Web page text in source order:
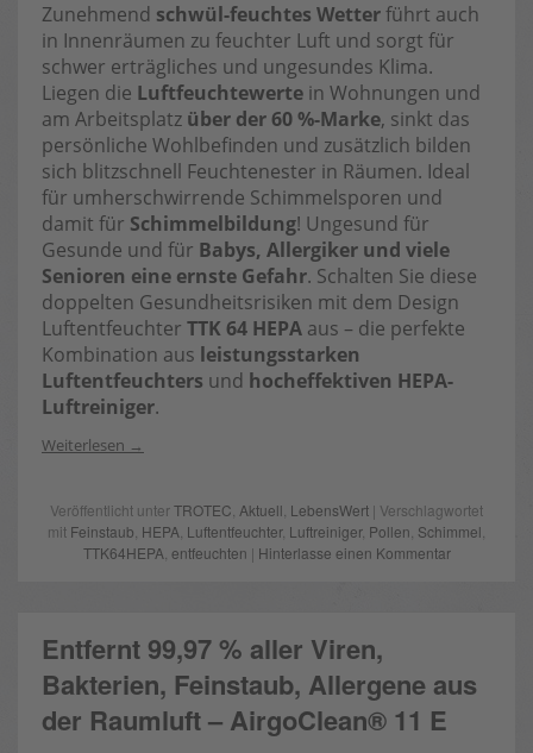
Zunehmend schwül-feuchtes Wetterführt auch
in Innenräumen zu feuchter Luft und sorgt für
schwer erträgliches und ungesundes Klima.
Liegen die Luftfeuchtewerte in Wohnungen und
am Arbeitsplatz über der 60 %-Marke, sinkt das
persönliche Wohlbefinden und zusätzlich bilden
sich blitzschnell Feuchtenester in Räumen. Ideal
für umherschwirrende Schimmelsporen und
damit für Schimmelbildung! Ungesund für
Gesunde und für Babys, Allergiker und viele
Senioren eine ernste Gefahr. Schalten Sie diese
doppelten Gesundheitsrisiken mit dem Design
Luftentfeuchter TTK 64 HEPA aus – die perfekte
Kombination aus leistungsstarken
Luftentfeuchters und hocheffektiven HEPA-
Luftreiniger.
Weiterlesen
Veröffentlicht unterTROTEC Aktuell LebensWert | Verschlagwortet
mit Feinstaub HEPA Luftentfeuchter, Luftreiniger, Pollen Schimmel
TTK64HEPA entfeuchten | Hinterlasse einen Kommentar
Entfernt 99,97 % aller Viren,
Bakterien, Feinstaub, Allergene aus
der Raumluft – AirgoClean® 11 E